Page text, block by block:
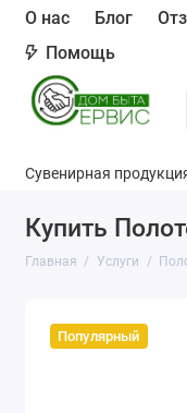
О нас Блог
Помощь
Сувенирная
Купить
Главная Услуги
Популярный